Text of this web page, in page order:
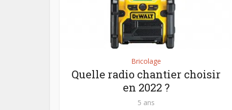
Bricolage
Quelle radio chantier choisir
en 2022 ?
5 ans